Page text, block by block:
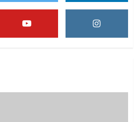
माऊलींच्या पादुकांना नीरा स्नान